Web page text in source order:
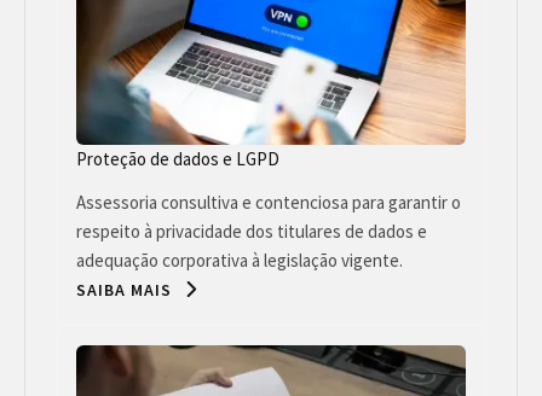
Proteção de dados e LGPD
Assessoria consultiva e contenciosa para garantir o
respeito à privacidade dos titulares de dados e
adequação corporativa à legislação vigente.
SAIBA MAIS